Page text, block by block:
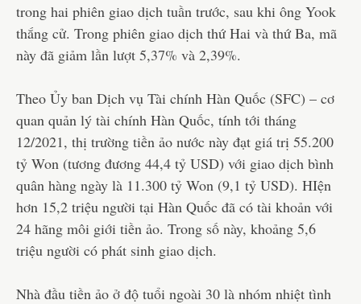
trong hai phiên giao dịch tuần trước, sau khi ông Yook
thắng cử. Trong phiên giao dịch thứ Hai và thứ Ba, mã
này đã giảm lần lượt 5,37% và 2,39%.
Theo Ủy ban Dịch vụ Tài chính Hàn Quốc (SFC) – cơ
quan quản lý tài chính Hàn Quốc, tính tới tháng
12/2021, thị trường tiền ảo nước này đạt giá trị 55.200
tỷ Won (tương đương 44,4 tỷ USD) với giao dịch bình
quân hàng ngày là 11.300 tỷ Won (9,1 tỷ USD). HIện
hơn 15,2 triệu người tại Hàn Quốc đã có tài khoản với
24 hãng môi giới tiền ảo. Trong số này, khoảng 5,6
triệu người có phát sinh giao dịch.
Nhà đầu tiền ảo ở độ tuổi ngoài 30 là nhóm nhiệt tình